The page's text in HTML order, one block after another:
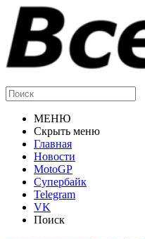
МЕНЮ
Скрыть меню
Главная
Новости
MotoGP
Супербайк
Telegram
VK
Поиск